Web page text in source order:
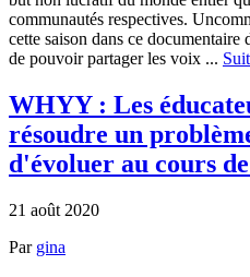
communautés respectives.
cette saison dans ce
de pouvoir partager les voix ...
WHYY : Les
résoudre un
d'évoluer au cours
21 août 2020
Par gina